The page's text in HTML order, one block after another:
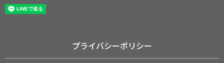
プライバシーポリシー